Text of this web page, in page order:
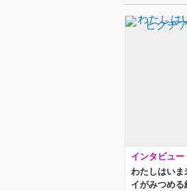
インタビュー
わたしはい
イがみつめる